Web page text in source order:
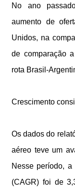
No ano
aumento de
Unidos, na
de comparação
rota Brasil-
Crescimento
Os dados do
aéreo teve um
Nesse período, a
(CAGR) foi de